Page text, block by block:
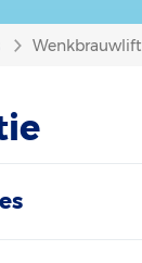
Wenkbrauwlift